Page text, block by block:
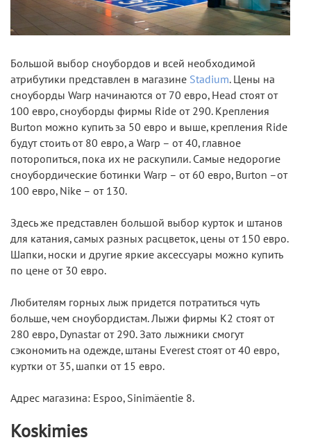
Большой выбор сноубордов и всей необходимой
атрибутики представлен в магазине Stadium. Цены на
сноуборды Warp начинаются от 70 евро, Head стоят от
100 евро, сноуборды фирмы Ride от 290. Крепления
Burton можно купить за 50 евро и выше, крепления Ride
будут стоить от 80 евро, а Warp – от 40, главное
поторопиться, пока их не раскупили. Самые недорогие
сноубордические ботинки Warp – от 60 евро, Burton –от
100 евро, Nike – от 130.
Здесь же представлен большой выбор курток и штанов
для катания, самых разных расцветок, цены от 150 евро.
Шапки, носки и другие яркие аксессуары можно купить
по цене от 30 евро.
Любителям горных лыж придется потратиться чуть
больше, чем сноубордистам. Лыжи фирмы K2 стоят от
280 евро, Dynastar от 290. Зато лыжники смогут
сэкономить на одежде, штаны Everest стоят от 40 евро,
куртки от 35, шапки от 15 евро.
Адрес магазина: Espoo, Sinimäentie 8.
Koskimies